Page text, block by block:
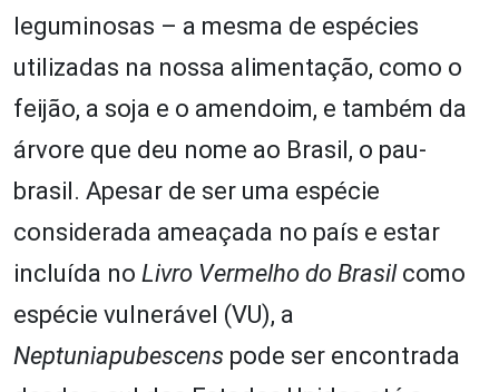
leguminosas – a mesma de espécies
utilizadas na nossa alimentação, como o
feijão, a soja e o amendoim, e também da
árvore que deu nome ao Brasil, o pau-
brasil. Apesar de ser uma espécie
considerada ameaçada no país e estar
incluída no Livro Vermelho do Brasil como
espécie vulnerável (VU), a
Neptuniapubescens pode ser encontrada